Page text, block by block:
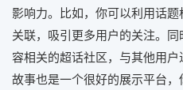
影响力。比如，你可以利用话
关联，吸引更多用户的关注。
容相关的超话社区，与其他用
故事也是一个很好的展示平台